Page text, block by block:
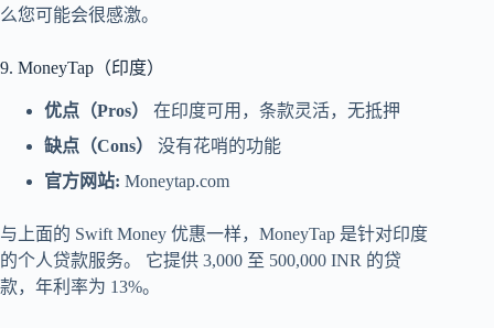
么您可能会很感激。
9. MoneyTap（印度）
优点（Pros） 在印度可用，条款灵活，无抵押
缺点（Cons）
没有花哨的功能
官方网站: Moneytap.com
与上面的 Swift Money 优惠一样，MoneyTap 是针对印度
的个人贷款服务。 它提供 3,000 至 500,000 INR 的贷
款，年利率为 13%。